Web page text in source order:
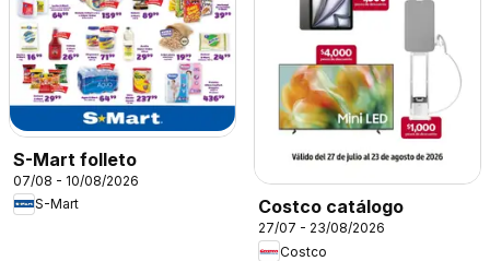
S-Mart folleto
07/08 - 10/08/2026
S-Mart
Costco catálogo
27/07 - 23/08/2026
Costco